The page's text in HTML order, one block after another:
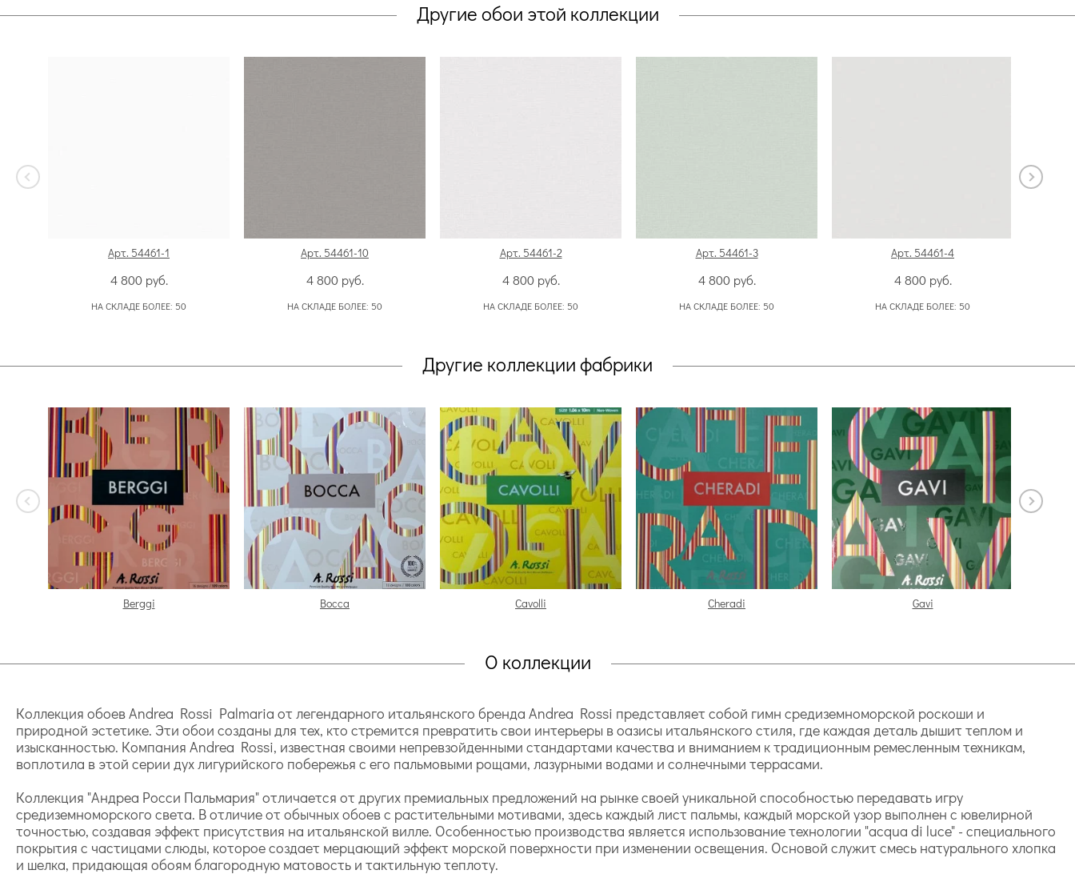
Другие обои этой коллекции
Арт. 54461-1
4 800 руб.
НА СКЛАДЕ БОЛЕЕ: 50
Арт. 54461-10
4 800 руб.
НА СКЛАДЕ БОЛЕЕ: 50
Арт. 54461-2
4 800 руб.
НА СКЛАДЕ БОЛЕЕ: 50
Арт. 54461-3
4 800 руб.
НА СКЛАДЕ БОЛЕЕ: 50
Арт. 54461-4
4 800 руб.
НА СКЛАДЕ БОЛЕЕ: 50
Другие коллекции фабрики
Berggi Bocca Cavolli Cheradi Gavi
О коллекции
Коллекция обоев Andrea Rossi Palmaria от легендарного итальянского бренда Andrea Rossi представляет собой гимн средиземноморской роскоши и
природной эстетике. Эти обои созданы для тех, кто стремится превратить свои интерьеры в оазисы итальянского стиля, где каждая деталь дышит теплом и
изысканностью. Компания Andrea Rossi, известная своими непревзойденными стандартами качества и вниманием к традиционным ремесленным техникам,
воплотила в этой серии дух лигурийского побережья с его пальмовыми рощами, лазурными водами и солнечными террасами.
Коллекция "Андреа Росси Пальмария" отличается от других премиальных предложений на рынке своей уникальной способностью передавать игру
средиземноморского света. В отличие от обычных обоев с растительными мотивами, здесь каждый лист пальмы, каждый морской узор выполнен с ювелирной
точностью, создавая эффект присутствия на итальянской вилле. Особенностью производства является использование технологии "acqua di luce" - специального
покрытия с частицами слюды, которое создает мерцающий эффект морской поверхности при изменении освещения. Основой служит смесь натурального хлопка
и шелка, придающая обоям благородную матовость и тактильную теплоту.